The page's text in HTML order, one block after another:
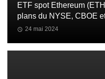
ETF spot Ethereum
plans du NYSE, CBOE
24 mai 2024